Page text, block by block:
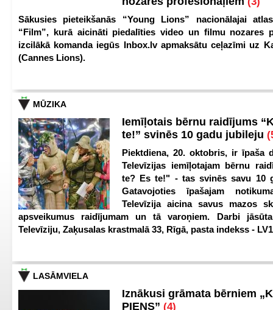
Sākusies pieteikšanās “Young Lions” nacionālajai
“Film”, kurā aicināti piedalīties video un filmu nozares
izcilākā komanda iegūs Inbox.lv apmaksātu ceļazīmi uz
(Cannes Lions).
MŪZIKA
Iemīļotais bērnu raidījums
te!” svinēs 10 gadu jubileju
Piektdiena, 20. oktobris, ir īpaša
Televīzijas iemīļotajam bērnu
te? Es te!" - tas svinēs savu 10
Gatavojoties īpašajam
Televīzija aicina savus mazos
apsveikumus raidījumam un tā varoņiem. Darbi
Televīziju, Zaķusalas krastmalā 33, Rīgā, pasta indekss -
LASĀMVIELA
Iznākusi grāmata bērniem
PIENS” (4)